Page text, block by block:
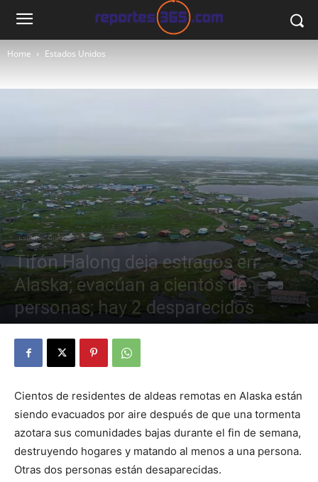
Home Estados Unidos
Estados Unidos
Tifón Halong deja estragos en
Alaska; evacúan a cientos de
personas; hay 2 desparecidos
Cientos de residentes de aldeas remotas en Alaska están
siendo evacuados por aire después de que una tormenta
azotara sus comunidades bajas durante el fin de semana,
destruyendo hogares y matando al menos a una persona.
Otras dos personas están desaparecidas.